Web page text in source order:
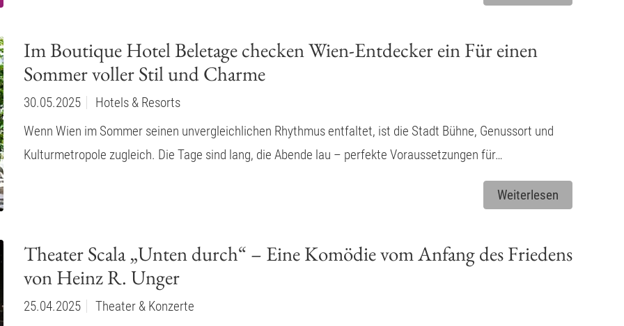
Im Boutique Hotel Beletage checken Wien-Entdecker ein Für einen
Sommer voller Stil und Charme
30.05.2025
Hotels & Resorts
Wenn Wien im Sommer seinen unvergleichlichen Rhythmus entfaltet, ist die Stadt Bühne, Genussort und
Kulturmetropole zugleich. Die Tage sind lang, die Abende lau – perfekte Voraussetzungen für…
Weiterlesen
Theater Scala „Unten durch“ – Eine Komödie vom Anfang des Friedens
von Heinz R. Unger
25.04.2025
Theater & Konzerte